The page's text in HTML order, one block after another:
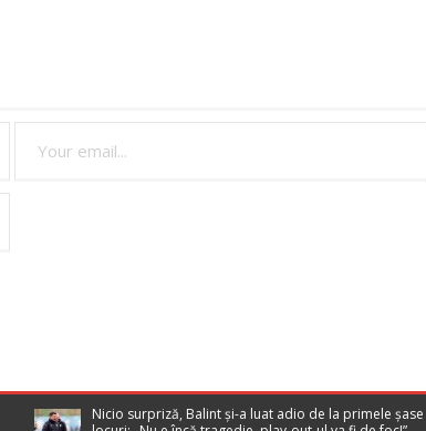
Nicio surpriză, Balint și-a luat adio de la primele șase